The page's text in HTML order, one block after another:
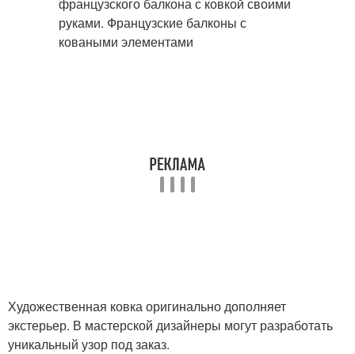
Художественная ковка оригинально дополняет
экстерьер. В мастерской дизайнеры могут разработать
уникальный узор под заказ.